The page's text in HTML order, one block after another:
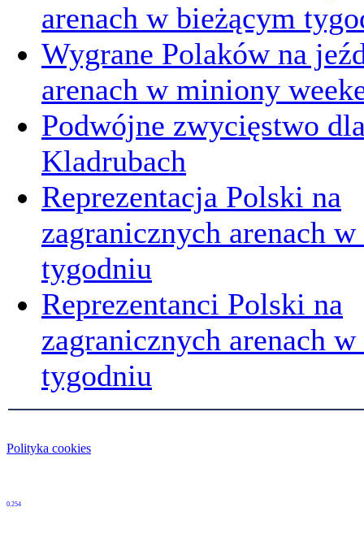
arenach w bieżącym
Wygrane Polaków na
arenach w miniony
Podwójne zwycięstwo
Kladrubach
Reprezentacja Polski na
zagranicznych arenach
tygodniu
Reprezentanci Polski na
zagranicznych arenach
tygodniu
Polityka cookies
0.254